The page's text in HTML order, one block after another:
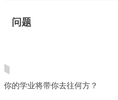
问题
你的学业将带你去往何方？